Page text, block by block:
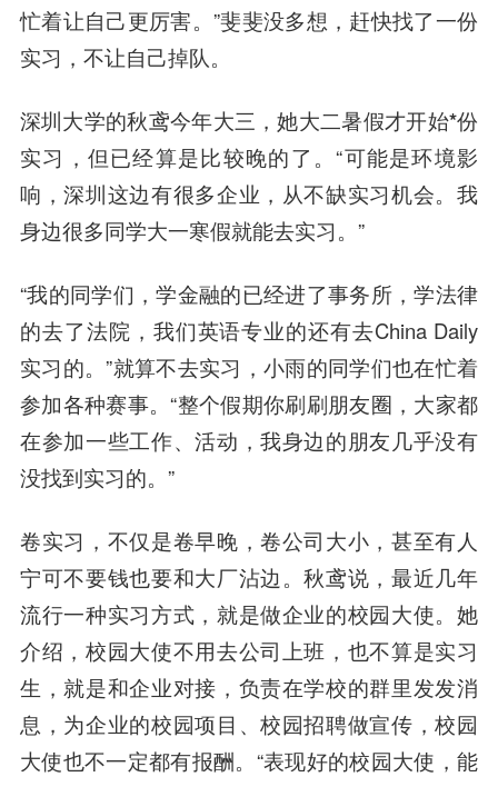
忙着让自己更厉害。”斐斐没多想，赶快找了一份
实习，不让自己掉队。
深圳大学的秋鸢今年大三，她大二暑假才开始*份
实习，但已经算是比较晚的了。“可能是环境影
响，深圳这边有很多企业，从不缺实习机会。我
身边很多同学大一寒假就能去实习。”
“我的同学们，学金融的已经进了事务所，学法律
的去了法院，我们英语专业的还有去China Daily
实习的。”就算不去实习，小雨的同学们也在忙着
参加各种赛事。“整个假期你刷刷朋友圈，大家都
在参加一些工作、活动，我身边的朋友几乎没有
没找到实习的。”
卷实习，不仅是卷早晚，卷公司大小，甚至有人
宁可不要钱也要和大厂沾边。秋鸢说，最近几年
流行一种实习方式，就是做企业的校园大使。她
介绍，校园大使不用去公司上班，也不算是实习
生，就是和企业对接，负责在学校的群里发发消
息，为企业的校园项目、校园招聘做宣传，校园
大使也不一定都有报酬。“表现好的校园大使，能